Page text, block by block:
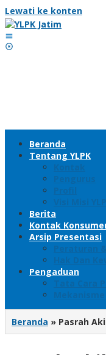
Lewati ke konten
Beranda
Tentang YLPK
Kontak
Pengurus
Profil
Visi Misi
Berita
Kontak
Arsip Presentasi
Peraturan
Hak Dan
Pengaduan
Tata Cara
Beranda » Pasrah